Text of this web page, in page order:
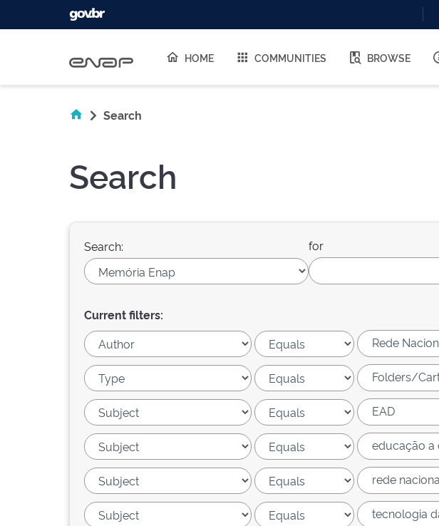
HOME COMMUNITIES BROWSE
Search
Search
Search: for
Current filters: